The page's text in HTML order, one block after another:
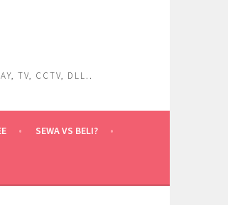
TV, CCTV, DLL..
SEWA VS BELI?